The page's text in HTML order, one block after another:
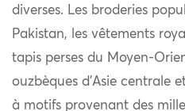
diverses. Les broderies
Pakistan, les vêtements
tapis perses du Moyen-
ouzbèques d’Asie centrale
à motifs provenant des